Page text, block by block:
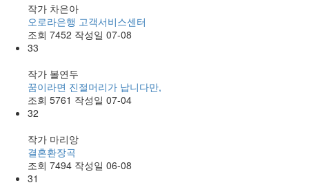
작가 차은아
오로라은행 고객서비스센터
조회 7452 작성일 07-08
33
작가 볼연두
꿈이라면 진절머리가 납니다만,
조회 5761 작성일 07-04
32
작가 마리앙
결혼환장곡
조회 7494 작성일 06-08
31